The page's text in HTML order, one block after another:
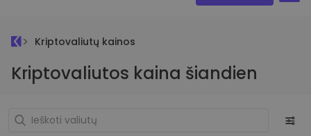
Kriptovaliutų kainos
Kriptovaliutos kaina šiandien